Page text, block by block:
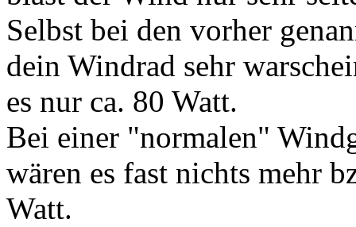
Selbst bei den vorher
dein Windrad sehr
es nur ca. 80 Watt.
Bei einer "normalen"
wären es fast nichts mehr
Watt.